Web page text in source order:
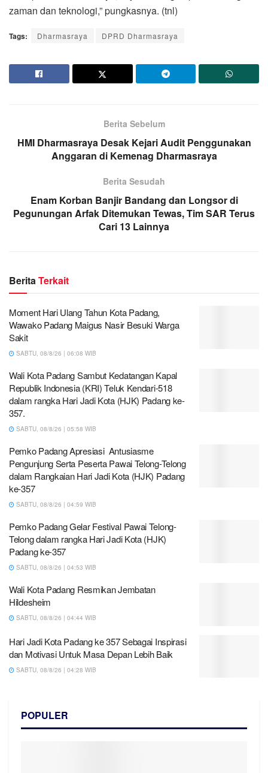
zaman dan teknologi,” pungkasnya. (tnl)
Tags: Dharmasraya DPRD Dharmasraya
Berita Sebelum
HMI Dharmasraya Desak Kejari Audit Penggunakan
Anggaran di Kemenag Dharmasraya
Berita Sesudah
Enam Korban Banjir Bandang dan Longsor di
Pegunungan Arfak Ditemukan Tewas, Tim SAR Terus
Cari 13 Lainnya
BeritaTerkait
Moment Hari Ulang Tahun Kota Padang,
Wawako Padang Maigus Nasir Besuki Warga
Sakit
SABTU, 08/8/26 | 06:08 WIB
Wali Kota Padang Sambut Kedatangan Kapal
Republik Indonesia (KRI) Teluk Kendari-518
dalam rangka Hari Jadi Kota (HJK) Padang ke-
357.
SABTU, 08/8/26 | 05:58 WIB
Pemko Padang Apresiasi Antusiasme
Pengunjung Serta Peserta Pawai Telong-Telong
dalam Rangkaian Hari Jadi Kota (HJK) Padang
ke-357
SABTU, 08/8/26 | 04:59 WIB
Pemko Padang Gelar Festival Pawai Telong-
Telong dalam rangka Hari Jadi Kota (HJK)
Padang ke-357
SABTU, 08/8/26 | 04:53 WIB
Wali Kota Padang Resmikan Jembatan
Hildesheim
SABTU, 08/8/26 | 04:44 WIB
Hari Jadi Kota Padang ke 357 Sebagai Inspirasi
dan Motivasi Untuk Masa Depan Lebih Baik
SABTU, 08/8/26 | 04:28 WIB
POPULER